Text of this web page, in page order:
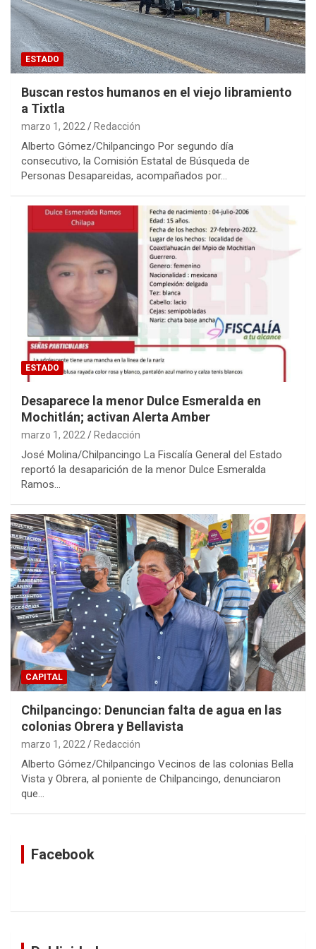
ESTADO
Buscan restos humanos en el viejo libramiento
a Tixtla
marzo 1, 2022 Redacción
Alberto Gómez/Chilpancingo Por segundo día
consecutivo, la Comisión Estatal de Búsqueda de
Personas Desapareidas, acompañados por…
ESTADO
Desaparece la menor Dulce Esmeralda en
Mochitlán; activan Alerta Amber
marzo 1, 2022 Redacción
José Molina/Chilpancingo La Fiscalía General del Estado
reportó la desaparición de la menor Dulce Esmeralda
Ramos…
CAPITAL
Chilpancingo: Denuncian falta de agua en las
colonias Obrera y Bellavista
marzo 1, 2022 Redacción
Alberto Gómez/Chilpancingo Vecinos de las colonias Bella
Vista y Obrera, al poniente de Chilpancingo, denunciaron
que…
Facebook